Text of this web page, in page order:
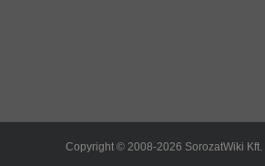
Copyright © 2008-2026 SorozatWiki Kft. |